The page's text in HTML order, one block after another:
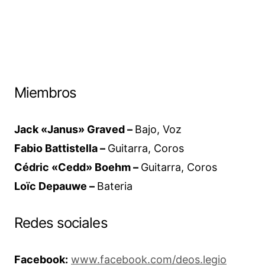
Miembros
Jack «Janus» Graved – Bajo, Voz
Fabio Battistella – Guitarra, Coros
Cédric «Cedd» Boehm – Guitarra, Coros
Loïc Depauwe – Bateria
Redes sociales
Facebook: www.facebook.com/deos.legio